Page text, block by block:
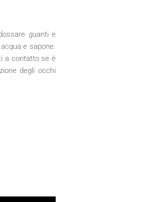
guanti e
e sapone.
a contatto se è
degli occhi